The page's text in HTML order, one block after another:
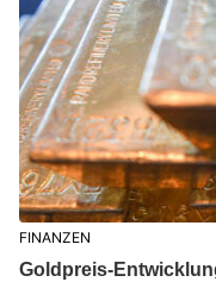
FINANZEN
Goldpreis-